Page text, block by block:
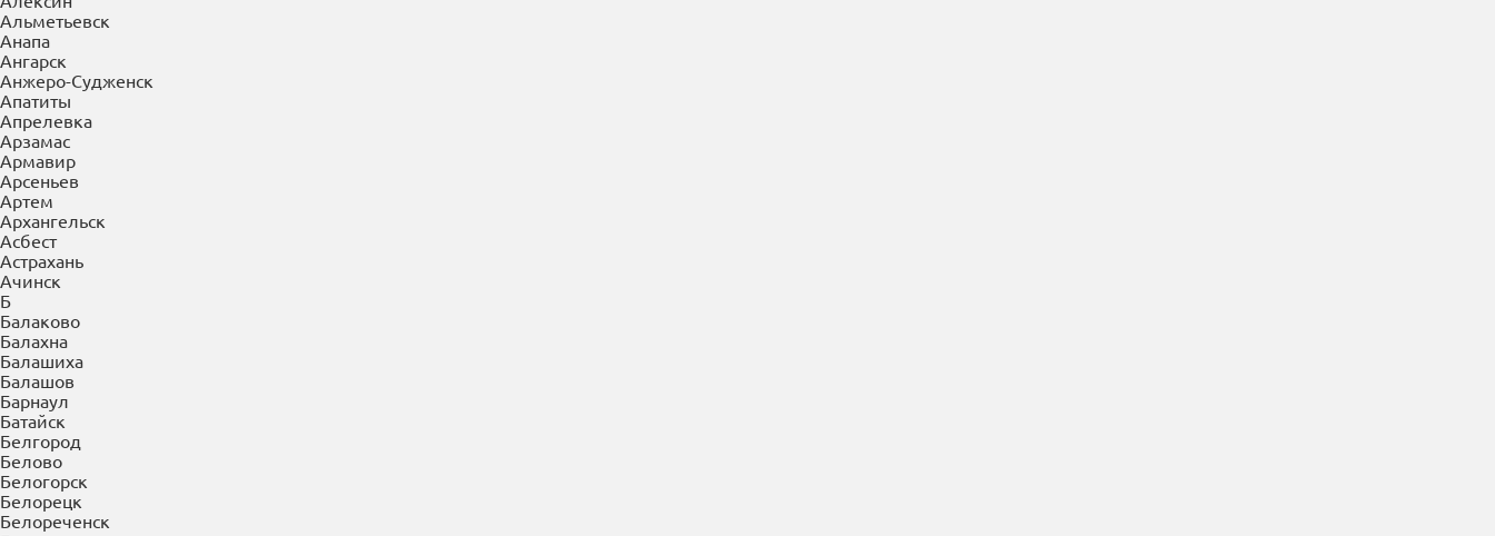
×
Выберите Ваш регион:
Керчь
А
Абакан
Азов
Александров
Алексин
Альметьевск
Анапа
Ангарск
Анжеро-Судженск
Апатиты
Апрелевка
Арзамас
Армавир
Арсеньев
Артем
Архангельск
Асбест
Астрахань
Ачинск
Б
Балаково
Балахна
Балашиха